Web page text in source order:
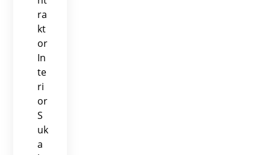
ra
kt
or
In
te
ri
or
S
uk
a